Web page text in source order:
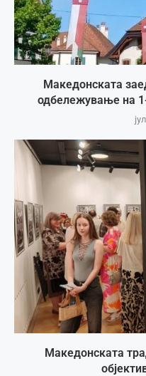
Македонската
одбележување на
Македонската